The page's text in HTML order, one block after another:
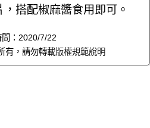
搭配椒麻醬食用即可。
間：2020/7/22
有，請勿轉載版權規範說明